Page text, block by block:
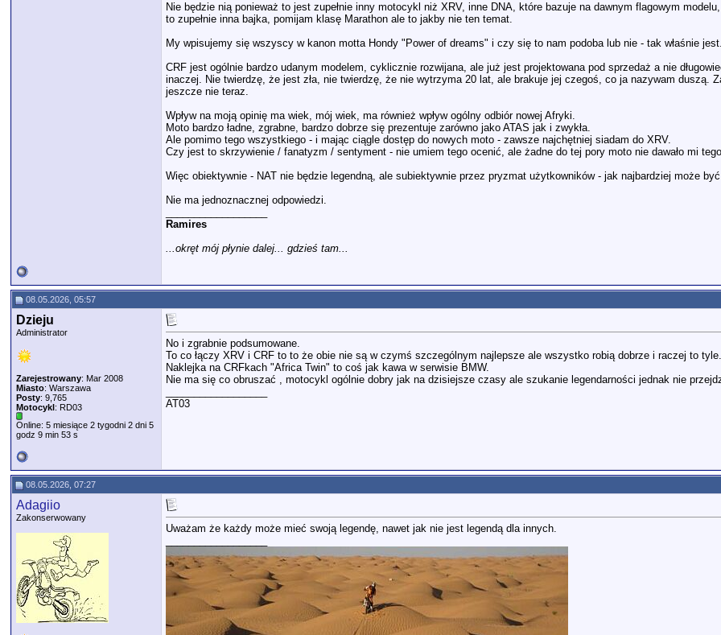
Nie będzie nią ponieważ to jest zupełnie inny motocykl niż XRV, inne DNA, które bazuje na dawnym flagowym
to zupełnie inna bajka, pomijam klasę Marathon ale to jakby nie ten temat.
My wpisujemy się wszyscy w kanon motta Hondy "Power of dreams" i czy się to nam podoba lub nie - tak właśnie
CRF jest ogólnie bardzo udanym modelem, cyklicznie rozwijana, ale już jest projektowana pod sprzedaż a nie
inaczej. Nie twierdzę, że jest zła, nie twierdzę, że nie wytrzyma 20 lat, ale brakuje jej czegoś, co ja nazywam duszą.
jeszcze nie teraz.
Wpływ na moją opinię ma wiek, mój wiek, ma również wpływ ogólny odbiór nowej Afryki.
Moto bardzo ładne, zgrabne, bardzo dobrze się prezentuje zarówno jako ATAS jak i zwykła.
Ale pomimo tego wszystkiego - i mając ciągle dostęp do nowych moto - zawsze najchętniej siadam do XRV.
Czy jest to skrzywienie / fanatyzm / sentyment - nie umiem tego ocenić, ale żadne do tej pory moto nie dawało mi
Więc obiektywnie - NAT nie będzie legendną, ale subiektywnie przez pryzmat użytkowników - jak najbardziej może
Nie ma jednoznacznej odpowiedzi.
Ramires
...okręt mój płynie dalej... gdzieś tam...
08.05.2026, 05:57
Dzieju
Administrator
Zarejestrowany: Mar 2008
Miasto: Warszawa
Posty: 9,765
Motocykl: RD03
Online: 5 miesiące 2 tygodni 2 dni 5
godz 9 min 53 s
No i zgrabnie podsumowane.
To co łączy XRV i CRF to to że obie nie są w czymś szczególnym najlepsze ale wszystko robią dobrze i raczej to tyle.
Naklejka na CRFkach "Africa Twin" to coś jak kawa w serwisie BMW.
Nie ma się co obruszać , motocykl ogólnie dobry jak na dzisiejsze czasy ale szukanie legendarności jednak nie
AT03
08.05.2026, 07:27
Adagiio
Zakonserwowany
Uważam że każdy może mieć swoją legendę, nawet jak nie jest legendą dla innych.